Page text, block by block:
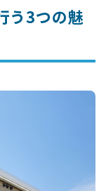
う3つの魅